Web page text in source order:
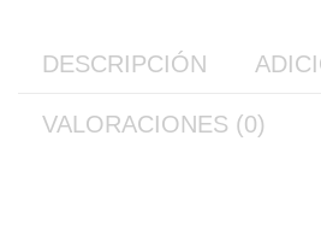
DESCRIPCIÓN
VALORACIONES (0)